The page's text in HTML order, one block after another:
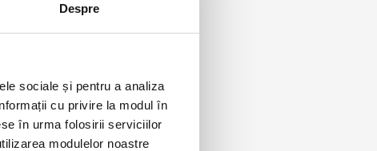
Despre
sociale și pentru a analiza
cu privire la modul în
în urma folosirii serviciilor
modulelor noastre